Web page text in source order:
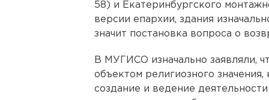
58) и Екатеринбургского
версии епархии, здания
значит постановка вопроса о
В МУГИСО изначально заявляли,
объектом религиозного
создание и ведение